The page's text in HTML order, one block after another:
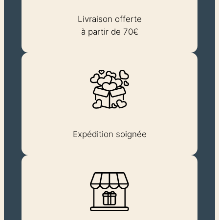
Livraison offerte
à partir de 70€
Expédition soignée